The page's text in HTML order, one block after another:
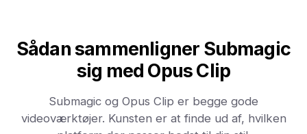
Sådan sammenligner Submagic
sig med Opus Clip
Submagic og Opus Clip er begge gode
videoværktøjer. Kunsten er at finde ud af, hvilken